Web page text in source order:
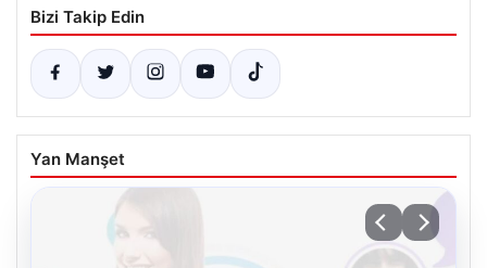
Bizi Takip Edin
Yan Manşet